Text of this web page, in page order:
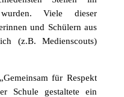
wurden. Viele dieser
und Schülern aus
(z.B. Medienscouts)
für Respekt
Schule gestaltete ein